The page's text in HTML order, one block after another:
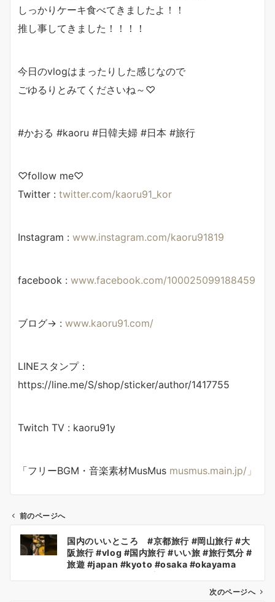
しっかりケーキ食べてきましたよ！！
推し事してきました！！！！
今日のvlogはまったりした感じなので
ごゆるりとみてくださいね～♡
#かおる #kaoru #日韓夫婦 #日本 #旅行
♡follow me♡
Twitter : twitter.com/kaoru91_kor
Instagram : www.instagram.com/kaoru91819
facebook : www.facebook.com/100025099188459
ブログ→ : www.kaoru91.com/
LINEスタンプ：
https://line.me/S/shop/sticker/author/1417755
Twitch TV : kaoru91y
「フリーBGM・音楽素材MusMus musmus.main.jp/」
ビ
前のページへ
国内のいいところ #京都旅行 #岡山旅行 #大
阪旅行 #vlog #国内旅行 #いい旅 #旅行気分 #
旅遊 #japan #kyoto #osaka #okayama
次のページへ